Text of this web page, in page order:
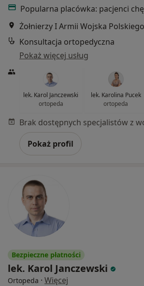
Popularna placówka: pacjenci
Konsultacja ortopedyczna
Pokaż więcej usług
lek. Karol Janczewski
ortopeda
lek. Karolina Pucek
ortopeda
Pokaż profil
Bezpieczne płatności
lek. Karol Janczewski
Ortopeda · Więcej